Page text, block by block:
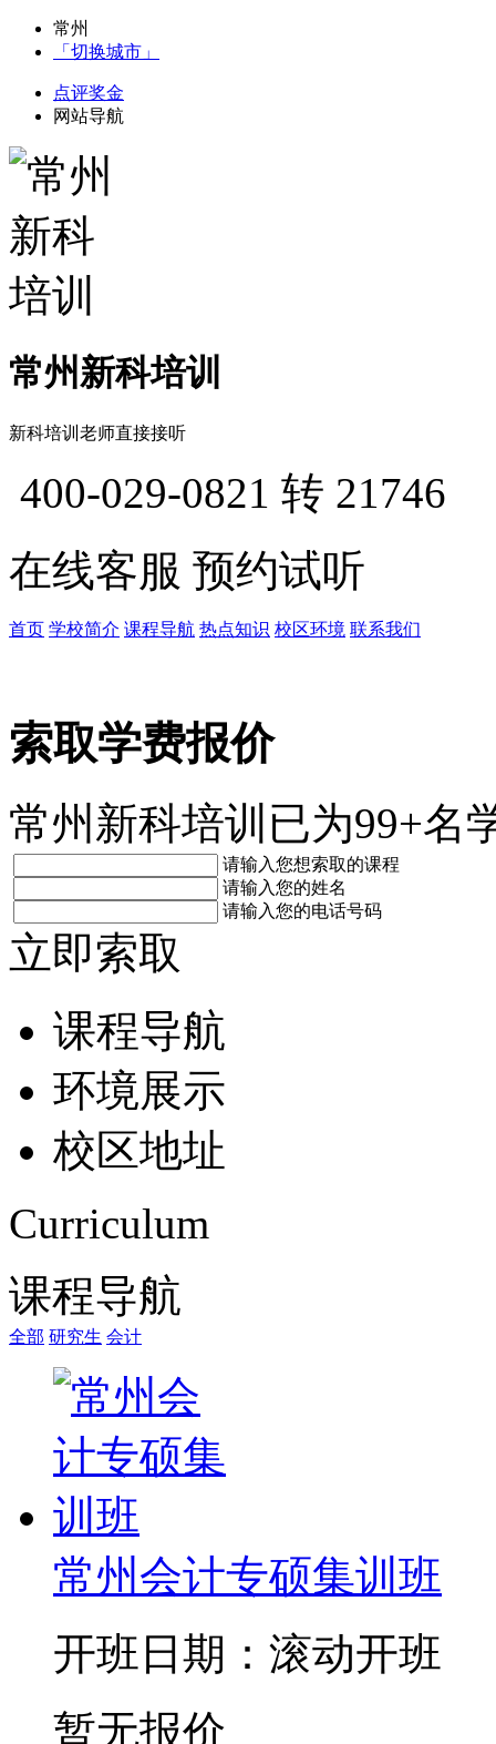
常州
「切换城市」
点评奖金
网站导航
常州新科培训
新科培训老师直接接听
400-029-0821 转 21746
在线客服 预约试听
首页 学校简介 课程导航 热点知识 校区环境 联系我们
索取学费报价
常州新科培训已为99+名
请输入您想索取的课程
请输入您的姓名
请输入您的电话号码
立即索取
课程导航
环境展示
校区地址
Curriculum
课程导航
全部 研究生 会计
常州会计专硕集训班
开班日期：滚动开班
暂无报价